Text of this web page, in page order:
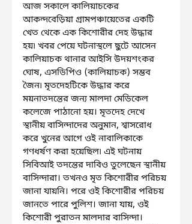
আজ সকালে কালিয়াচকের
আকন্দবেড়িয়া গ্রামপঞ্চায়েতের একটি
খেত থেকে এক কিশোরীর দেহ উদ্ধার
হয়৷ খবর পেয়ে ঘটনাস্থলে ছুটে আসেন
কালিয়াচক থানার আইসি উদয়শংকর
ঘোষ, এসডিপিও (কালিয়াচক) সম্ভব
জৈন৷ মৃতদেহটিকে উদ্ধার করে
ময়নাতদন্তের জন্য মালদা মেডিকেল
কলেজে পাঠানো হয়। মৃতদেহ দেখে
স্থানীয় বাসিন্দাদের অনুমান, শ্বাসরোধ
করে খুনের আগে ওই নাবালিকাকে
গণধর্ষণ করা হয়েছিল৷ এই ঘটনায়
সিবিআই তদন্তের দাবিও তুলেছেন স্থানীয়
বাসিন্দারা। তখনও মৃত কিশোরীর পরিচয়
জানা যায়নি। পরে ওই কিশোরীর পরিচয়
জানতে পারে পুলিশ। জানা যায়, ওই
কিশোরী পুরাতন মালদার বাসিন্দা।